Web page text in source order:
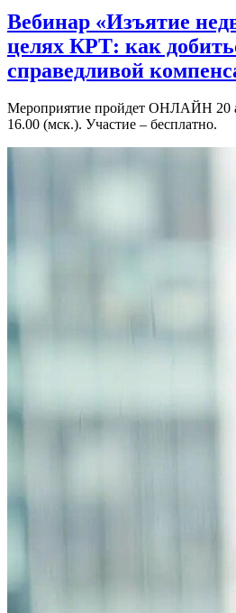
Вебинар «Изъятие
целях КРТ: как
справедливой
Мероприятие пройдет ОНЛАЙН 20
16.00 (мск.). Участие – бесплатно.